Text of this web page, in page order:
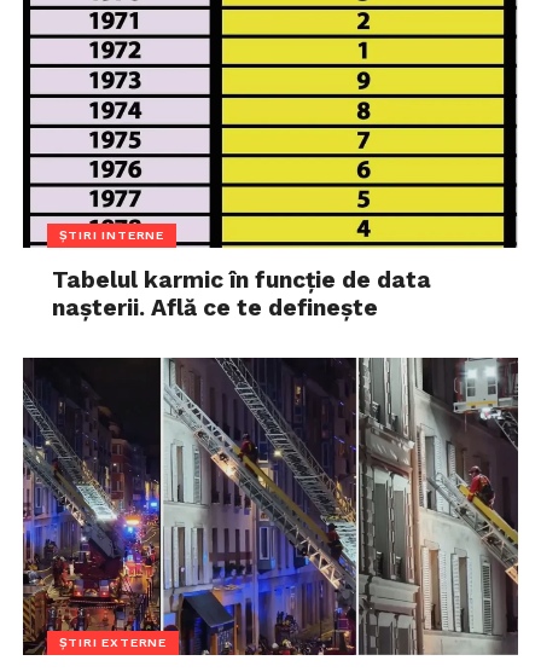
ȘTIRI INTERNE
Tabelul karmic în funcție de data
nașterii. Află ce te definește
ȘTIRI EXTERNE